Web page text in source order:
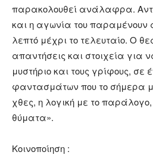
παρακολουθεί ανάλαφρα.
και η αγωνία του παραμένουν
λεπτό μέχρι το τελευταίο. Ο
απαντήσεις και στοιχεία για
μυστήριο και τους γρίφους, σε
φαντασμάτων που το σήμερα
χθες, η λογική με το παράλογο,
θύματα».
Κοινοποίηση :